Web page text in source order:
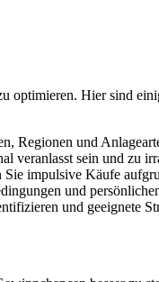
Hier sind
Regionen und
veranlasst sein und zu
impulsive Käufe
und
und geeignete